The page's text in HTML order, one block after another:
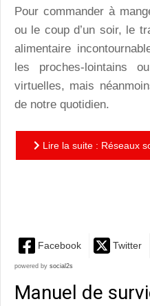
Pour commander à
ou le coup d’un soir, le
alimentaire
les proches-lointains
virtuelles, mais
de notre quotidien.
Lire la suite : Réseaux
Facebook Twitter
powered by social2s
Manuel de